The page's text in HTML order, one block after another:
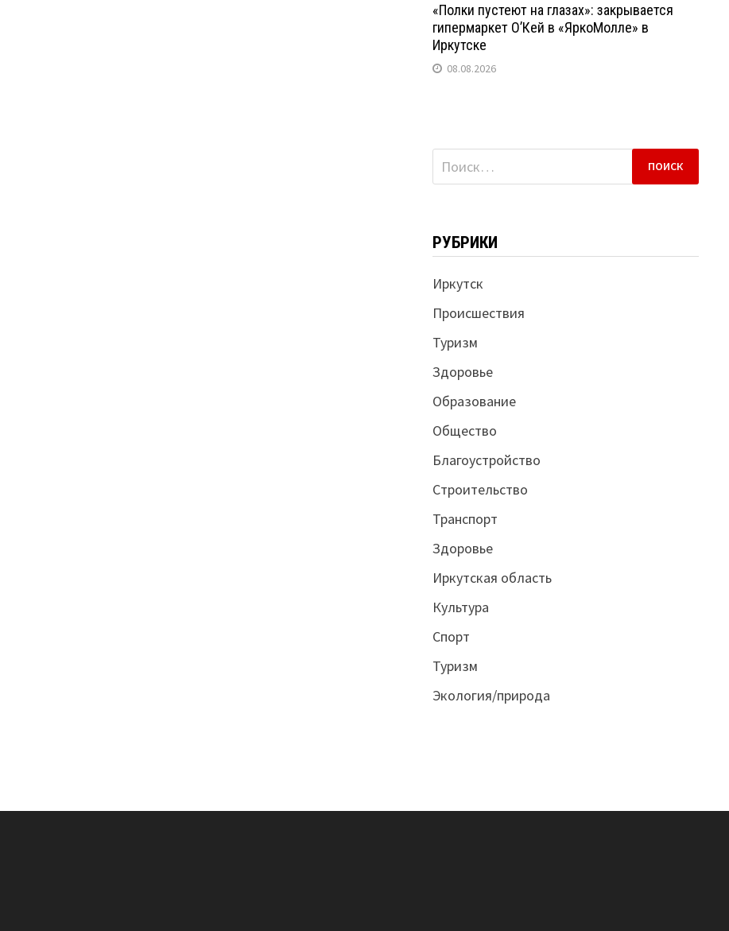
«Полки пустеют на глазах»: закрывается
гипермаркет О’Кей в «ЯркоМолле» в
Иркутске
08.08.2026
Найти:
РУБРИКИ
Иркутск
Происшествия
Туризм
Здоровье
Образование
Общество
Благоустройство
Строительство
Транспорт
Здоровье
Иркутская область
Культура
Спорт
Туризм
Экология/природа